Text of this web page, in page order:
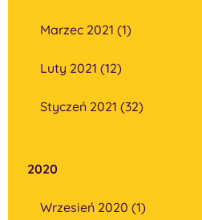
Marzec 2021 (1)
Luty 2021 (12)
Styczeń 2021 (32)
2020
Wrzesień 2020 (1)